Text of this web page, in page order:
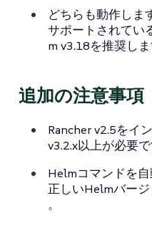
どちらも動作しま
サポートされてい
m v3.18を推奨しま
追加の注意事項
Rancher v2.5をイ
v3.2.x以上が必要で
Helmコマンドを
正しいHelmバー
。